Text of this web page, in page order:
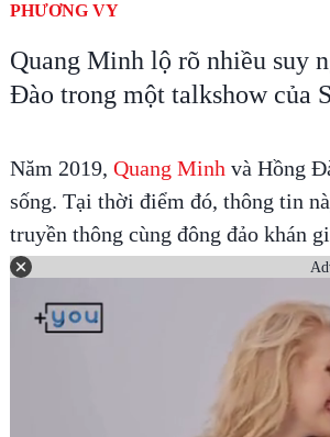
PHƯƠNG VY
Quang Minh lộ rõ nhiều suy
Đào trong một talkshow của
Năm 2019, Quang Minh và Hồng
sống. Tại thời điểm đó, thông tin
truyền thông cùng đông đảo khán